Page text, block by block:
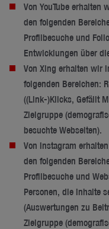
Von YouTube erhalten
den folgenden
Profilbesuche und
Entwicklungen über
Von Xing erhalten wir
folgenden Bereichen:
((Link-)Klicks, Gefällt
Zielgruppe
besuchte Webseiten).
Von Instagram
den folgenden
Profilbesuche und
Personen, die Inhalte
(Auswertungen zu
Zielgruppe